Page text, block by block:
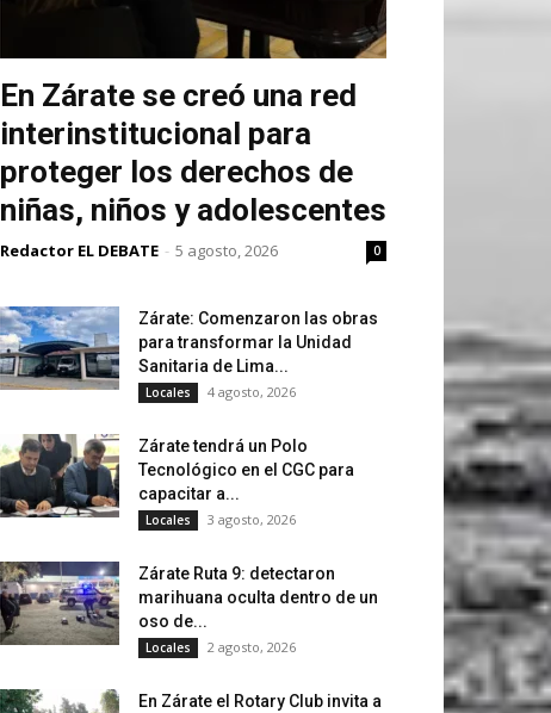
En Zárate se creó una red
interinstitucional para
proteger los derechos de
niñas, niños y adolescentes
Redactor EL DEBATE - 5 agosto, 2026 0
Zárate: Comenzaron las obras
para transformar la Unidad
Sanitaria de Lima...
Locales 4 agosto, 2026
Zárate tendrá un Polo
Tecnológico en el CGC para
capacitar a...
Locales 3 agosto, 2026
Zárate Ruta 9: detectaron
marihuana oculta dentro de un
oso de...
Locales 2 agosto, 2026
En Zárate el Rotary Club invita a